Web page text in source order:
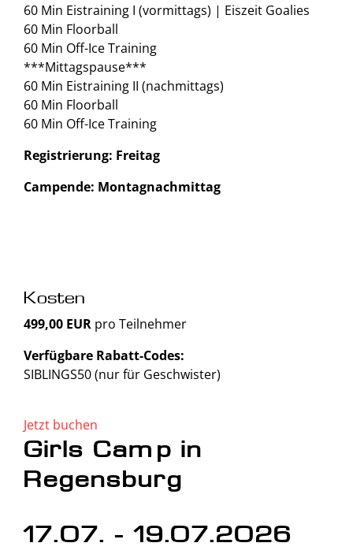
60 Min Eistraining I (vormittags) | Eiszeit Goalies
60 Min Floorball
60 Min Off-Ice Training
***Mittagspause***
60 Min Eistraining II (nachmittags)
60 Min Floorball
60 Min Off-Ice Training
Registrierung: Freitag
Campende: Montagnachmittag
Kosten
499,00 EUR pro Teilnehmer
Verfügbare Rabatt-Codes:
SIBLINGS50 (nur für Geschwister)
Jetzt buchen
Girls Camp in
Regensburg
17.07. - 19.07.2026